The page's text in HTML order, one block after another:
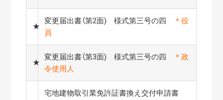
★
変更届出書（第2面) 様式第三号の四 ＊役
員
★
変更届出書（第3面) 様式第三号の四 ＊政
令使用人
宅地建物取引業免許証書換え交付申請書